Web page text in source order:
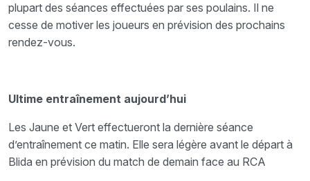
plupart des séances effectuées par ses poulains. Il ne
cesse de motiver les joueurs en prévision des prochains
rendez-vous.
Ultime entraînement aujourd’hui
Les Jaune et Vert effectueront la dernière séance
d’entraînement ce matin. Elle sera légère avant le départ à
Blida en prévision du match de demain face au RCA